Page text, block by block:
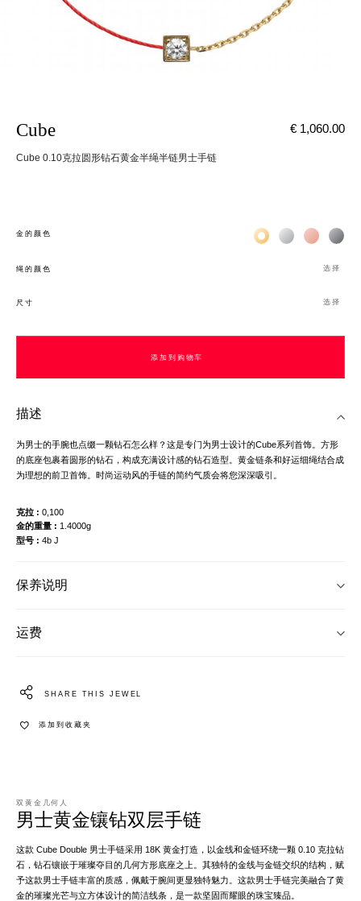
Cube
Cube 0.10克拉圆形钻石黄金半绳半链男士手链
€ 1,060.00
金的颜色 Жёлтое золото 18К
Белое золото
Розовое
绳的颜色 选择
尺寸 选择
添加到购物车
描述
为男士的手腕也点缀一颗钻石怎么样？这是专门为男士设计的Cube系列首饰。方形
的底座包裹着圆形的钻石，构成充满设计感的钻石造型。黄金链条和好运细绳结合成
为理想的前卫首饰。时尚运动风的手链的简约气质会将您深深吸引。
克拉
0,100
金的重量
1.4000g
型号
4b J
保养说明
运费
SHARE THIS JEWEL
添加到收藏夹
双黄金几何人
男士黄金镶钻双层手链
这款 Cube Double 男士手链采用 18K 黄金打造，以金线和金链环绕一颗 0.10 克拉钻
石，钻石镶嵌于璀璨夺目的几何方形底座之上。其独特的金线与金链交织的结构，赋
予这款男士手链丰富的质感，佩戴于腕间更显独特魅力。这款男士手链完美融合了黄
金的璀璨光芒与立方体设计的简洁线条，是一款坚固而耀眼的珠宝臻品。